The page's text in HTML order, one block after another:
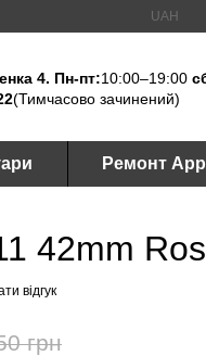
UAH
4. Пн-пт:10:00–19:00
(Тимчасово зачинений)
Ремонт
42mm
відгук
грн